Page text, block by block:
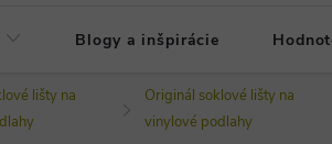
Blogy a inšpirácie
lišty na
Originál soklové lišty na
vinylové podlahy